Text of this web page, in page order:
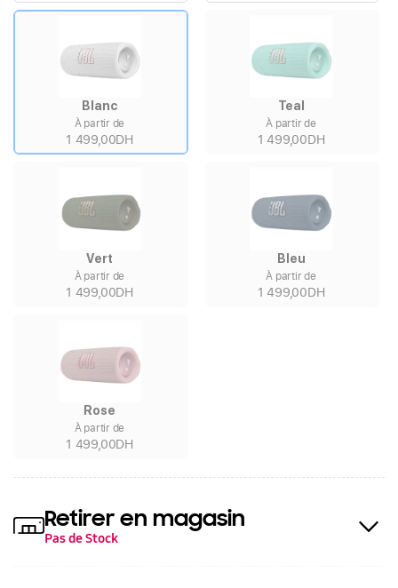
Blanc
À partir de
1 499,00DH
Teal
À partir de
1 499,00DH
Vert
À partir de
1 499,00DH
Bleu
À partir de
1 499,00DH
Rose
À partir de
1 499,00DH
Retirer en magasin
Pas de Stock